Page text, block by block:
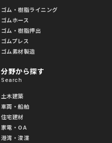
ゴム・樹脂ライニング
ゴムホース
ゴム・樹脂押出
ゴムプレス
ゴム素材製造
分野から探す
Search
土木建築
車両・船舶
住宅建材
家電・OA
港湾・浚渫